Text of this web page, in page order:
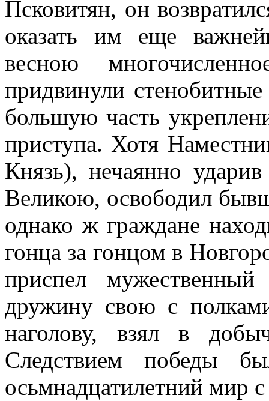
Псковитян, он
оказать им еще
весною
придвинули
большую часть
приступа. Хотя
Князь), нечаянно
Великою, освободил
однако ж граждане
гонца за гонцом в
приспел
дружину свою с
наголову, взял в
Следствием победы
осьмнадцатилетний мир